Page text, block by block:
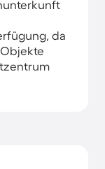
da